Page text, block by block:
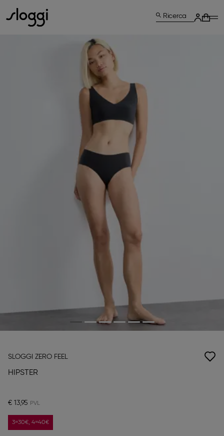
Ricerca
SLOGGI ZERO FEEL
HIPSTER
€ 13,95
3=30€, 4=40€